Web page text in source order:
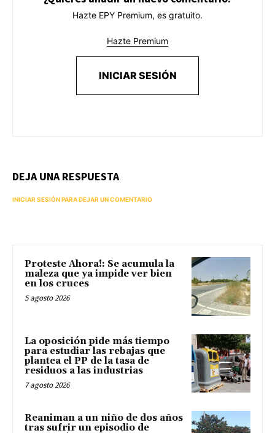
Hazte EPY Premium, es gratuito.
Hazte Premium
INICIAR SESIÓN
DEJA UNA RESPUESTA
INICIAR SESIÓN PARA DEJAR UN COMENTARIO
Proteste Ahora!: Se acumula la
maleza que ya impide ver bien
en los cruces
5 agosto 2026
La oposición pide más tiempo
para estudiar las rebajas que
plantea el PP de la tasa de
residuos a las industrias
7 agosto 2026
Reaniman a un niño de dos años
tras sufrir un episodio de